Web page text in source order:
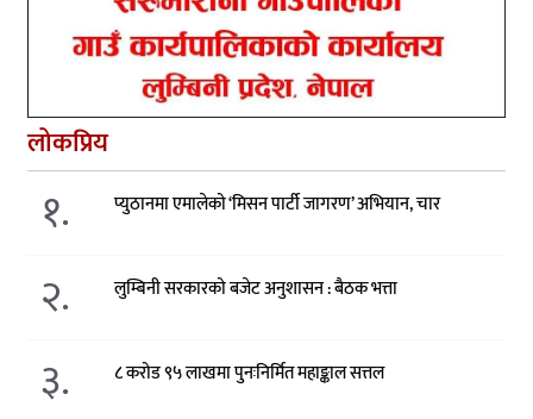
लोकप्रिय
१. प्युठानमा एमालेको ‘मिसन पार्टी जागरण’ अभियान, चार
२. लुम्बिनी सरकारको बजेट अनुशासन : बैठक भत्ता
३. ८ करोड ९५ लाखमा पुनःनिर्मित महाङ्काल सत्तल